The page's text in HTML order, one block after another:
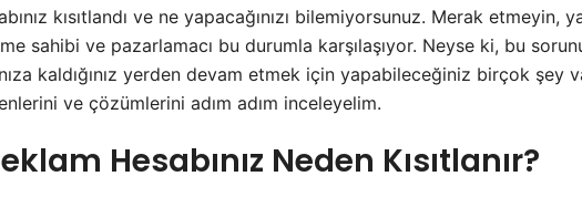
kısıtlandı ve ne yapacağınızı bilemiyorsunuz. Merak etmeyin,
sahibi ve pazarlamacı bu durumla karşılaşıyor. Neyse ki, bu
kaldığınız yerden devam etmek için yapabileceğiniz birçok şey
ve çözümlerini adım adım inceleyelim.
Hesabınız Neden Kısıtlanır?